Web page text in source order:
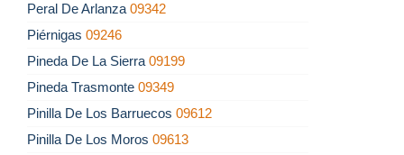
Peral De Arlanza 09342
Piérnigas 09246
Pineda De La Sierra 09199
Pineda Trasmonte 09349
Pinilla De Los Barruecos 09612
Pinilla De Los Moros 09613